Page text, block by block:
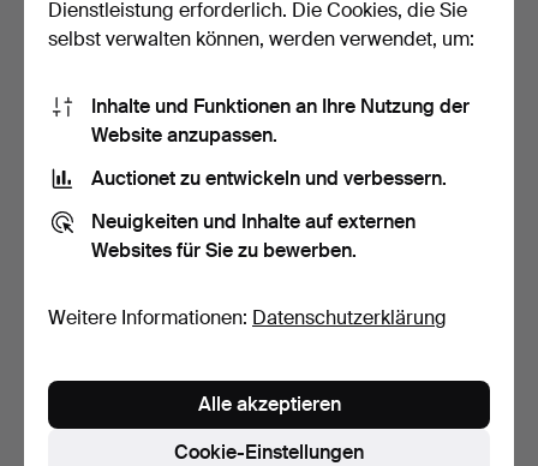
PERLENCOLLIER,
knopfförmige Perlen,
Versch…
5 Tage
Schätzwert
Beendete Auktionen aus unserem
Archivsuchen.
Dienstleistung erforderlich. Die Cookies, die Sie
selbst verwalten können, werden verwendet, um:
Inhalte und Funktionen an Ihre Nutzung der
Website anzupassen.
Auctionet zu entwickeln und verbessern.
Neuigkeiten und Inhalte auf externen
Websites für Sie zu bewerben.
Weitere Informationen: Datenschutzerklärung
Cookie-Einstellungen
Alle akzeptieren